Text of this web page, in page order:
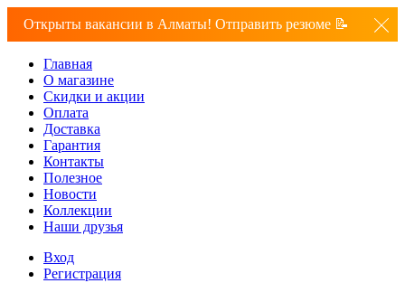
Открыты вакансии в Алматы! Отправить резюме 📝
Главная
О магазине
Скидки и акции
Оплата
Доставка
Гарантия
Контакты
Полезное
Новости
Коллекции
Наши друзья
Вход
Регистрация